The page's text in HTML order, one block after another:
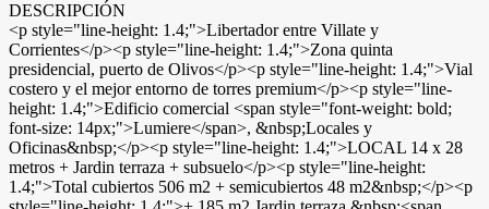
DESCRIPCIÓN
<p style="line-height: 1.4;">Libertador entre Villate y
Corrientes</p><p style="line-height: 1.4;">Zona quinta
presidencial, puerto de Olivos</p><p style="line-height: 1.4;">Vial
costero y el mejor entorno de torres premium</p><p style="line-
height: 1.4;">Edificio comercial <span style="font-weight: bold;
font-size: 14px;">Lumiere</span>, &nbsp;Locales y
Oficinas&nbsp;</p><p style="line-height: 1.4;">LOCAL 14 x 28
metros + Jardin terraza + subsuelo</p><p style="line-height:
1.4;">Total cubiertos 506 m2 + semicubiertos 48 m2&nbsp;</p><p